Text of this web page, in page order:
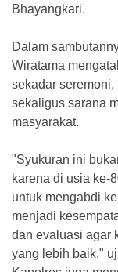
Bhayangkari.
Dalam
Wiratama
sekadar
sekaligus sarana
masyarakat.
"Syukuran ini
karena di usia ke-
untuk mengabdi
menjadi
dan evaluasi agar
yang lebih baik,"